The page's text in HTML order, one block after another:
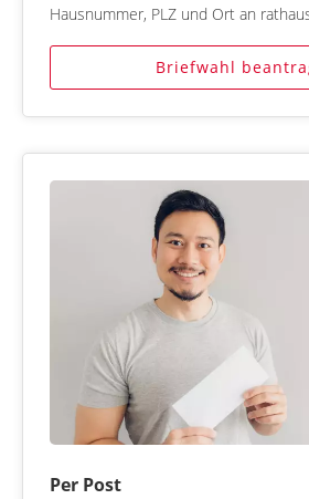
Hausnummer, PLZ und Ort an
Briefwahl
Per Post